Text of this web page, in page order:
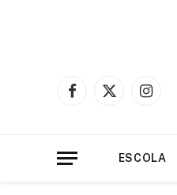
Facebook
X
ESCOLA